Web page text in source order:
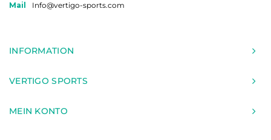
Mail
Info@vertigo-sports.com
INFORMATION
VERTIGO SPORTS
MEIN KONTO